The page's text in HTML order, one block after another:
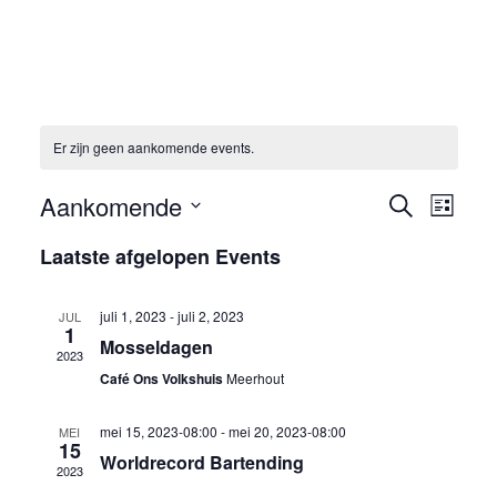
Er zijn geen aankomende events.
Events
Zoeken
Lijst
Aankomende
een
Laatste afgelopen Events
JUL
1
2023
juli 1, 2023 -juli 2, 2023
Mosseldagen
Café Ons VolkshuisMeerhout
MEI
15
2023
mei 15, 2023-08:00 -mei 20, 2023-08:00
Worldrecord Bartending